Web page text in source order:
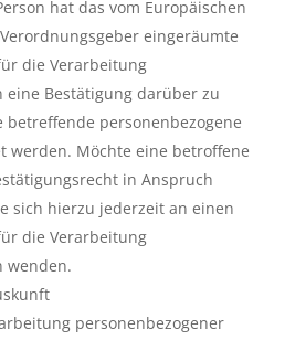
hat das vom Europäischen
eingeräumte
die Verarbeitung
eine Bestätigung darüber zu
betreffende personenbezogene
werden. Möchte eine betroffene
in Anspruch
sich hierzu jederzeit an einen
die Verarbeitung
wenden.
personenbezogener